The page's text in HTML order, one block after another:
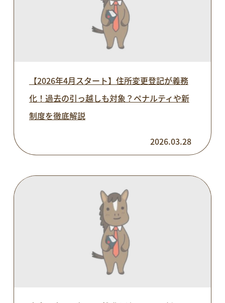
【2026年4月スタート】住所変更登記が義務
化！過去の引っ越しも対象？ペナルティや新
制度を徹底解説
2026.03.28